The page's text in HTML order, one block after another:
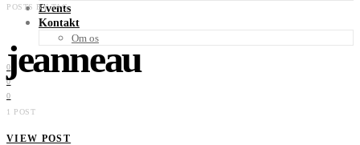
Events
Kontakt
Om os
0
0
0
POSTS BY TAG
jeanneau
1 POST
VIEW POST